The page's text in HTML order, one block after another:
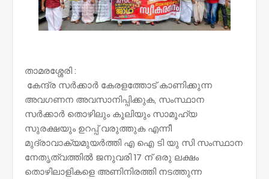
താമരശ്ശേരി :
കേന്ദ്ര സർക്കാർ കേരളത്തോട് കാണിക്കുന്ന
അവഗണന അവസാനിപ്പിക്കുക, സംസ്ഥാന
സർക്കാർ തൊഴിലും കൂലിയും സാമൂഹ്യ
സുരക്ഷയും ഉറപ്പ് വരുത്തുക എന്നീ
മുദ്രാവാക്യമുയർത്തി എ ഐ ടി യു സി സംസ്ഥാന
നേതൃത്വത്തിൽ ജനുവരി 17 ന് ഒരു ലക്ഷം
തൊഴിലാളികളെ അണിനിരത്തി നടത്തുന്ന